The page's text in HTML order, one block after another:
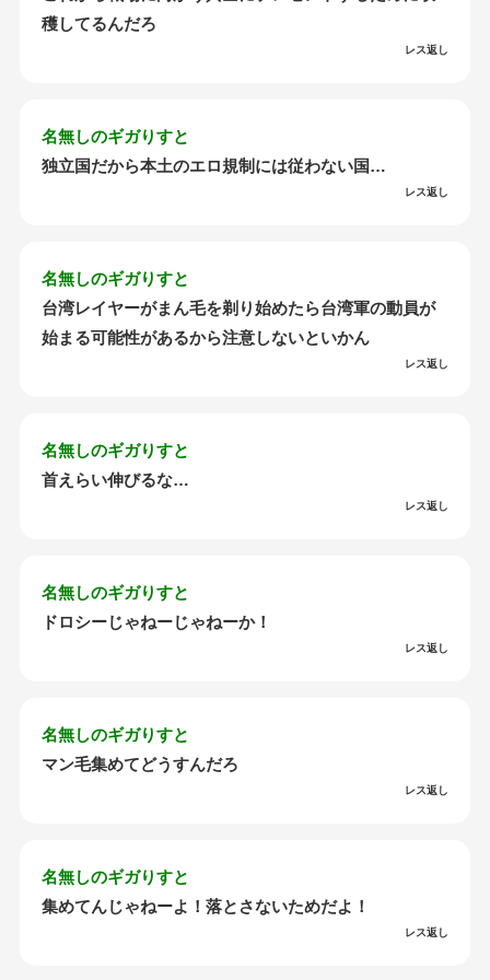
穫してるんだろ
レス返し
名無しのギガりすと
独立国だから本土のエロ規制には従わない国…
レス返し
名無しのギガりすと
台湾レイヤーがまん毛を剃り始めたら台湾軍の動員が
始まる可能性があるから注意しないといかん
レス返し
名無しのギガりすと
首えらい伸びるな…
レス返し
名無しのギガりすと
ドロシーじゃねーじゃねーか！
レス返し
名無しのギガりすと
マン毛集めてどうすんだろ
レス返し
名無しのギガりすと
集めてんじゃねーよ！落とさないためだよ！
レス返し